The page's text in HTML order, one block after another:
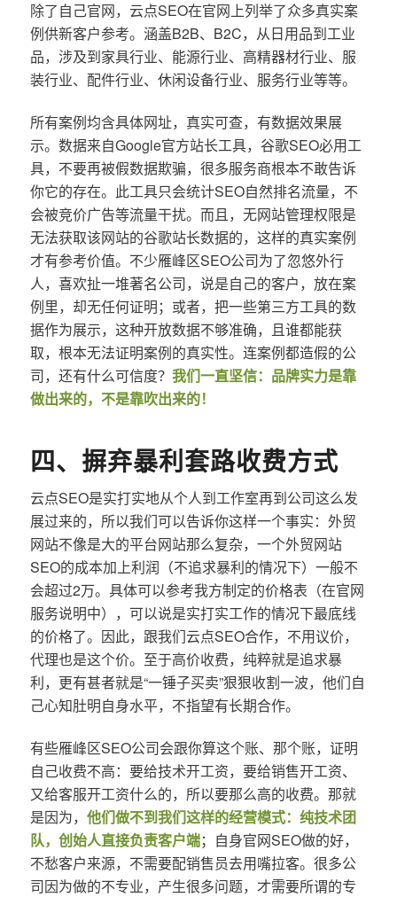
除了自己官网，云点SEO在官网上列举了众多真实案
例供新客户参考。涵盖B2B、B2C，从日用品到工业
品，涉及到家具行业、能源行业、高精器材行业、服
装行业、配件行业、休闲设备行业、服务行业等等。
所有案例均含具体网址，真实可查，有数据效果展
示。数据来自Google官方站长工具，谷歌SEO必用工
具，不要再被假数据欺骗，很多服务商根本不敢告诉
你它的存在。此工具只会统计SEO自然排名流量，不
会被竞价广告等流量干扰。而且，无网站管理权限是
无法获取该网站的谷歌站长数据的，这样的真实案例
才有参考价值。不少雁峰区SEO公司为了忽悠外行
人，喜欢扯一堆著名公司，说是自己的客户，放在案
例里，却无任何证明；或者，把一些第三方工具的数
据作为展示，这种开放数据不够准确，且谁都能获
取，根本无法证明案例的真实性。连案例都造假的公
司，还有什么可信度？ 我们一直坚信：品牌实力是靠
做出来的，不是靠吹出来的！
四、摒弃暴利套路收费方式
云点SEO是实打实地从个人到工作室再到公司这么发
展过来的，所以我们可以告诉你这样一个事实：外贸
网站不像是大的平台网站那么复杂，一个外贸网站
SEO的成本加上利润（不追求暴利的情况下）一般不
会超过2万。具体可以参考我方制定的价格表（在官网
服务说明中），可以说是实打实工作的情况下最底线
的价格了。因此，跟我们云点SEO合作，不用议价，
代理也是这个价。至于高价收费，纯粹就是追求暴
利，更有甚者就是“一锤子买卖”狠狠收割一波，他们自
己心知肚明自身水平，不指望有长期合作。
有些雁峰区SEO公司会跟你算这个账、那个账，证明
自己收费不高：要给技术开工资，要给销售开工资、
又给客服开工资什么的，所以要那么高的收费。那就
是因为， 他们做不到我们这样的经营模式：纯技术团
队，创始人直接负责客户端；自身官网SEO做的好，
不愁客户来源，不需要配销售员去用嘴拉客。很多公
司因为做的不专业，产生很多问题，才需要所谓的专